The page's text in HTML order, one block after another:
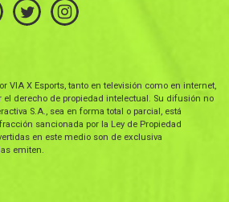
VIA X Esports, tanto en televisión como en internet,
el derecho de propiedad intelectual. Su difusión no
S.A., sea en forma total o parcial, está
sancionada por la Ley de Propiedad
en este medio son de exclusiva
emiten.